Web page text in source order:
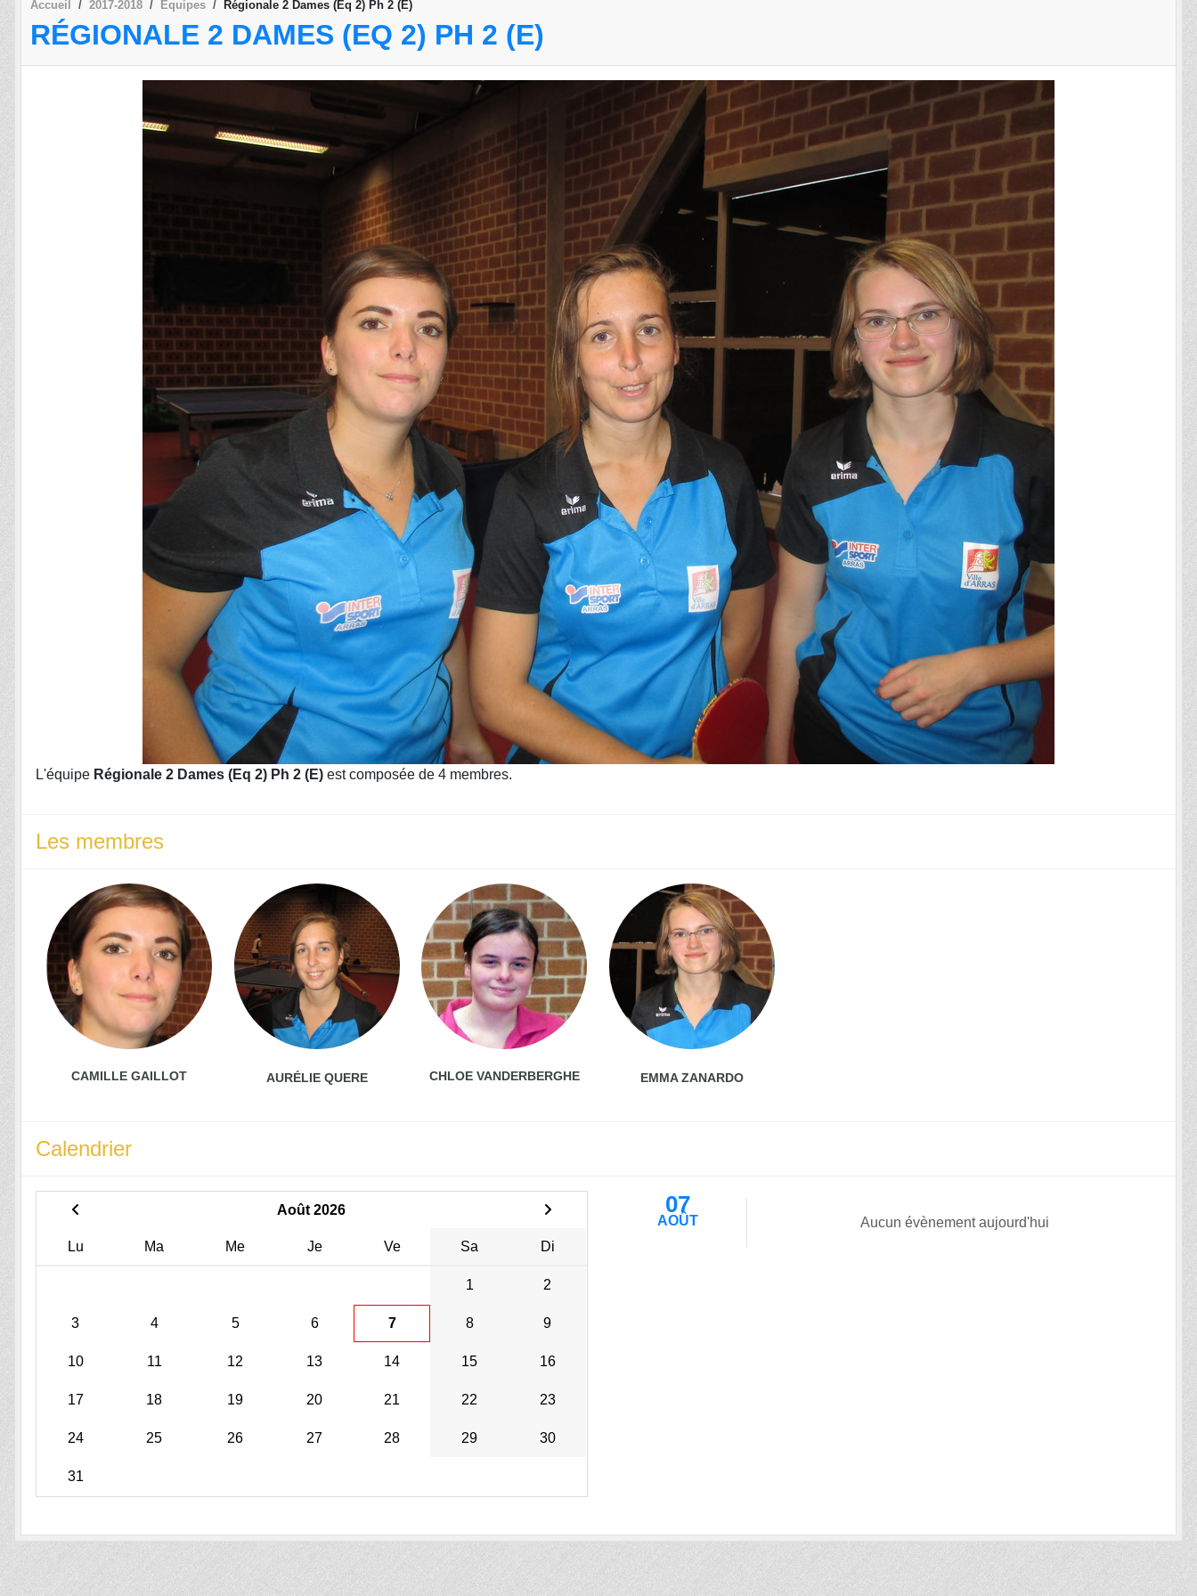
Accueil 2017-2018 Equipes Régionale 2 Dames (Eq 2) Ph 2 (E)
RÉGIONALE 2 DAMES (EQ 2) PH 2 (E)
L'équipe Régionale 2 Dames (Eq 2) Ph 2 (E) est composée de 4 membres.
Les membres
CAMILLE GAILLOT AURÉLIE QUERE CHLOE VANDERBERGHE EMMA ZANARDO
Calendrier
Août 2026
Lu Ma Me Je Ve Sa Di
1 2
3 4 5 6 7 8 9
10 11 12 13 14 15 16
17 18 19 20 21 22 23
24 25 26 27 28 29 30
31
07
AOÛT Aucun évènement aujourd'hui